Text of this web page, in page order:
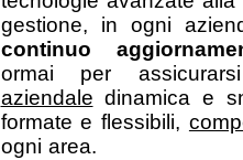
gestione, in ogni
continuo
ormai per
aziendale dinamica e
formate e flessibili,
ogni area.